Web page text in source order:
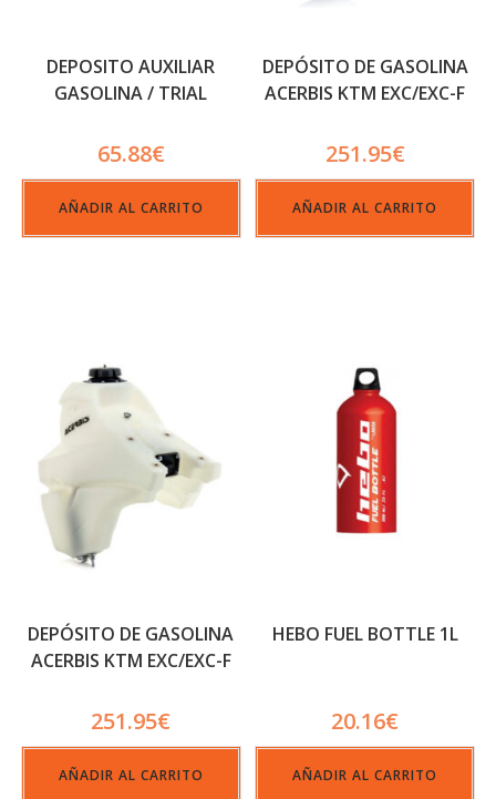
DEPOSITO AUXILIAR
GASOLINA / TRIAL
65.88€
AÑADIR AL CARRITO
DEPÓSITO DE GASOLINA
ACERBIS KTM EXC/EXC-F
251.95€
AÑADIR AL CARRITO
DEPÓSITO DE GASOLINA
ACERBIS KTM EXC/EXC-F
TRANSPARENTE
251.95€
AÑADIR AL CARRITO
HEBO FUEL BOTTLE 1L
20.16€
AÑADIR AL CARRITO